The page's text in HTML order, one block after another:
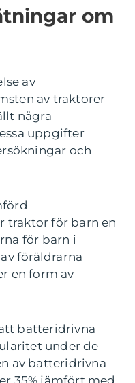
om
av
av traktorer
några
uppgifter
och
traktor för barn en
för barn i
föräldrarna
en form av
batteridrivna
under de
av batteridrivna